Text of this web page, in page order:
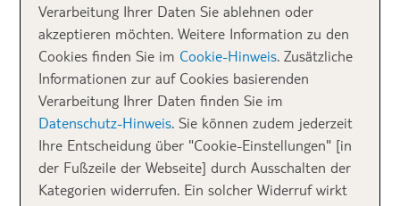
von Gran Canaria.
Im Süden von Gran Canaria liegt auch Taurito und
unser Standorthotel TUI KIDS CLUB Taurito
Princess, in dem wir die kommende Tage
untergebracht waren. Nun kann man nicht gerade
sagen, dass der Anblick der in den Hang gebauten
Hotels in Taurito mein Herz hat höher schlagen
lassen, aber wenn man erst mal drin ist, hat man vom
Taurito Princess und vom gegenüberliegendenTUI
Verarbeitung Ihrer Daten Sie ablehnen oder
akzeptieren möchten. Weitere Information zu den
Cookies finden Sie im Cookie-Hinweis. Zusätzliche
Informationen zur auf Cookies basierenden
Verarbeitung Ihrer Daten finden Sie im
Datenschutz-Hinweis. Sie können zudem jederzeit
Ihre Entscheidung über "Cookie-Einstellungen" [in
der Fußzeile der Webseite] durch Ausschalten der
Kategorien widerrufen. Ein solcher Widerruf wirkt